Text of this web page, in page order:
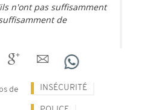
n'ont pas suffisamment
de
de INSÉCURITÉ